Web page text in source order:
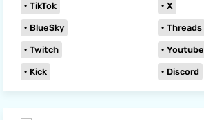
TikTok X
BlueSky Threads
Twitch Youtube
Kick Discord